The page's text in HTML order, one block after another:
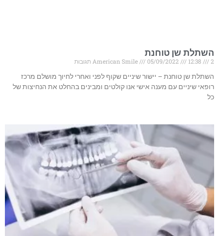
השתלת שן טוחנת
American Smile 05/09/2022 12:38
2 תגובות
השתלת שן טוחנת – יישור שיניים שקוף לפני ואחרי לחיוך מושלם מרכז
רופאי שיניים עם מענה אישי אנו קולטים ומבינים בהחלט את הנחיצות של
כל